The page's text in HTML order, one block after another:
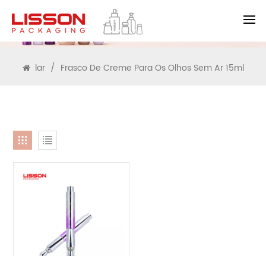
PROCURAR
lar / Frasco De Creme Para Os Olhos Sem Ar 15ml